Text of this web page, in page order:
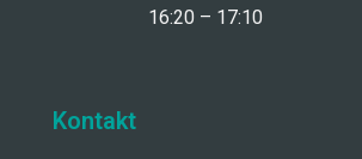
16:20 – 17:10
Kontakt